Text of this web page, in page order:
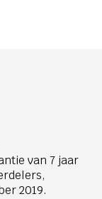
van 7 jaar
2019.